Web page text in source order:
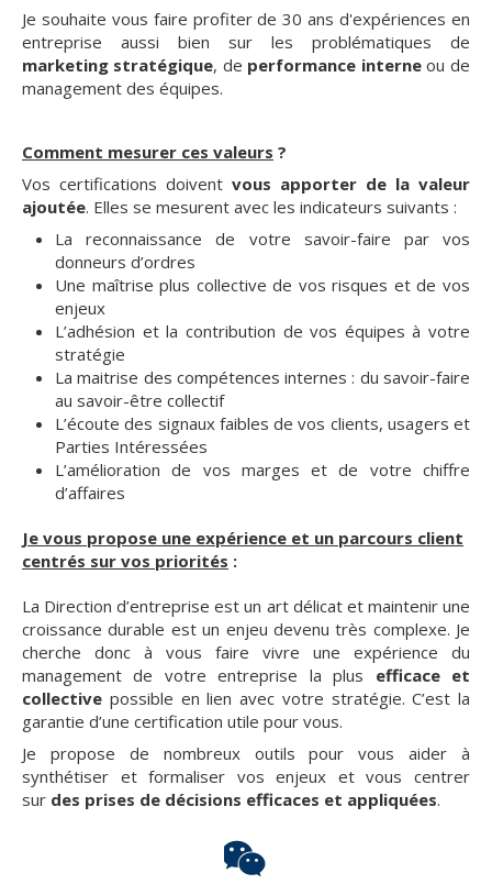
Je souhaite vous faire profiter de 30 ans d'expériences en
entreprise aussi bien sur les problématiques de
marketing stratégique, de performance interneou de
management des équipes.
Comment mesurer ces valeurs ?
Vos certifications doivent vous apporter de la valeur
ajoutée. Elles se mesurent avec les indicateurs suivants :
La reconnaissance de votre savoir-faire par vos
donneurs d’ordres
Une maîtrise plus collective de vos risques et de vos
enjeux
L’adhésion et la contribution de vos équipes à votre
stratégie
La maitrise des compétences internes : du savoir-faire
au savoir-être collectif
L’écoute des signaux faibles de vos clients, usagers et
Parties Intéressées
L’amélioration de vos marges et de votre chiffre
d’affaires
Je vous propose une expérience et un parcours client
centrés sur vos priorités :
La Direction d’entreprise est un art délicat et maintenir une
croissance durable est un enjeu devenu très complexe. Je
cherche donc à vous faire vivre une expérience du
management de votre entreprise la plus efficace et
collective possible en lien avec votre stratégie. C’est la
garantie d’une certification utile pour vous.
Je propose de nombreux outils pour vous aider à
synthétiser et formaliser vos enjeux et vous centrer
sur des prises de décisions efficaces et appliquées.